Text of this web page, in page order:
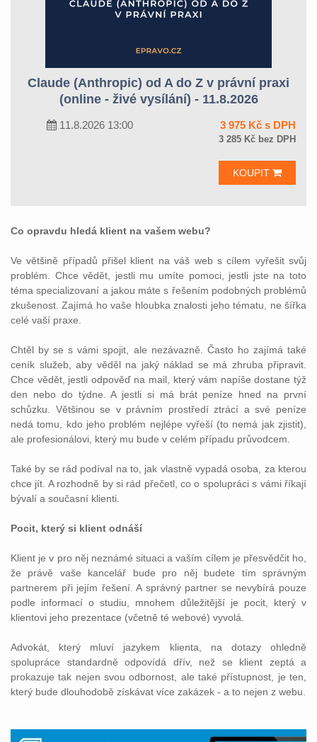
Claude (Anthropic) od A do Z v právní praxi
(online - živé vysílání) - 11.8.2026
11.8.2026 13:00 3 975 Kč s DPH
3 285 Kč bez DPH
KOUPIT
Co opravdu hledá klient na vašem webu?
Ve většině případů přišel klient na váš web s cílem vyřešit svůj
problém. Chce vědět, jestli mu umíte pomoci, jestli jste na toto
téma specializovaní a jakou máte s řešením podobných problémů
zkušenost. Zajímá ho vaše hloubka znalosti jeho tématu, ne šířka
celé vaší praxe.
Chtěl by se s vámi spojit, ale nezávazně. Často ho zajímá také
ceník služeb, aby věděl na jaký náklad se má zhruba připravit.
Chce vědět, jestli odpověď na mail, který vám napíše dostane týž
den nebo do týdne. A jestli si má brát peníze hned na první
schůzku. Většinou se v právním prostředí ztrácí a své peníze
nedá tomu, kdo jeho problém nejlépe vyřeší (to nemá jak zjistit),
ale profesionálovi, který mu bude v celém případu průvodcem.
Také by se rád podíval na to, jak vlastně vypadá osoba, za kterou
chce jít. A rozhodně by si rád přečetl, co o spolupráci s vámi říkají
bývalí a současní klienti.
Pocit, který si klient odnáší
Klient je v pro něj neznámé situaci a vaším cílem je přesvědčit ho,
že právě vaše kancelář bude pro něj budete tím správným
partnerem při jejím řešení. A správný partner se nevybírá pouze
podle informací o studiu, mnohem důležitější je pocit, který v
klientovi jeho prezentace (včetně té webové) vyvolá.
Advokát, který mluví jazykem klienta, na dotazy ohledně
spolupráce standardně odpovídá dřív, než se klient zeptá a
prokazuje tak nejen svou odbornost, ale také přístupnost, je ten,
který bude dlouhodobě získávat více zakázek - a to nejen z webu.